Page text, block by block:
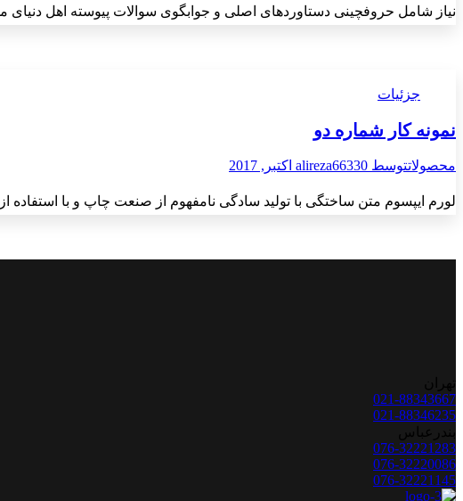
نیاز شامل حروفچینی دستاوردهای اصلی و جوابگوی سوالات پیوسته اهل دنیای
جزئیات
نمونه کار شماره دو
محصولاتتوسط alireza66330 اکتبر, 2017
لورم ایپسوم متن ساختگی با تولید سادگی نامفهوم از صنعت چاپ و با
021-88343667
021-88346235
076-32221283
076-32220086
076-32221145